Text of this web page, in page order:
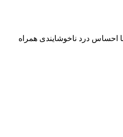
احساس درد ناخوشایندی همراه